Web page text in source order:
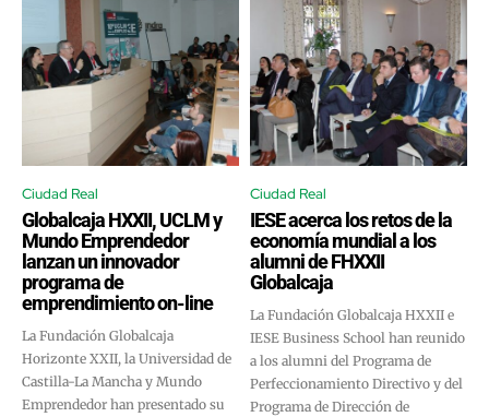
Ciudad Real
Globalcaja HXXII, UCLM y
Mundo Emprendedor
lanzan un innovador
programa de
emprendimiento on-line
La Fundación Globalcaja
Horizonte XXII, la Universidad de
Castilla-La Mancha y Mundo
Emprendedor han presentado su
Ciudad Real
IESE acerca los retos de la
economía mundial a los
alumni de FHXXII
Globalcaja
La Fundación Globalcaja HXXII e
IESE Business School han reunido
a los alumni del Programa de
Perfeccionamiento Directivo y del
Programa de Dirección de